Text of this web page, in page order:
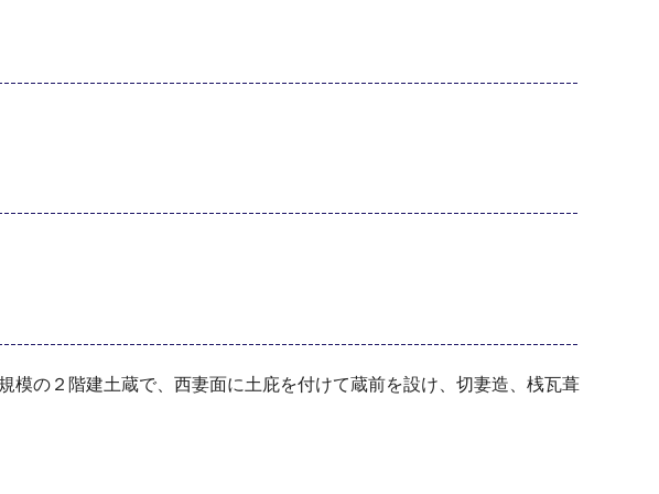
の２階建土蔵で、西妻面に土庇を付けて蔵前を設け、切妻造、桟瓦葺